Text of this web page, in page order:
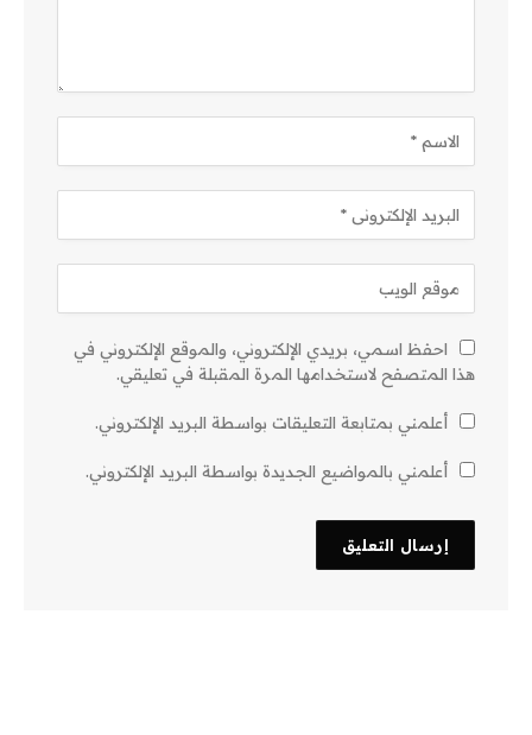
احفظ اسمي، بريدي الإلكتروني، والموقع الإلكتروني في
هذا المتصفح لاستخدامها المرة المقبلة في تعليقي.
أعلمني بمتابعة التعليقات بواسطة البريد الإلكتروني.
أعلمني بالمواضيع الجديدة بواسطة البريد الإلكتروني.